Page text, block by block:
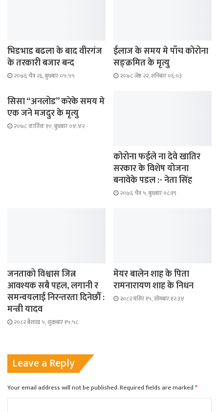
भिडभाड बढला के बाद वीरगंज
के तरकारी बजार बन्द
२०७६ चैत्र २६, बुधबार ०५:५५
ईलाज के समय मे पाँच कोरोना
सङ्क्रमित के मृत्यु
२०७८ जेष्ठ २२, शनिबार ०६:०३
सिसा “अनलोड” करेके समय मे
एक जने मजदुर के मृत्यु
२०७८ कार्तिक १०, बुधबार ०४:४२
कोरोना फईले ना देवे खातिर
सरकार के विशेष योजना
बनावेके पडल :- नेता सिंह
२०७६ चैत्र ५, बुधबार ०८:१९
जनताको विश्वास जित्न
आवश्यक सबै पहल, लगानी र
समन्वयलाई निरन्तरता दिनेछौँ :
मन्त्री यादव
२०८२ बैशाख ५, शुक्रबार १५:५८
मेयर बालेन शाह के पिता
रामनारायण शाह के निधन
२०८२ मंसिर १५, सोमबार १२:३४
Leave a Reply
Your email address will not be published.Required fields are marked*